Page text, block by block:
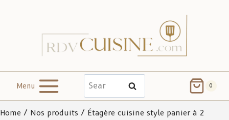
Menu Search 0
Home / Nos produits / Étagère cuisine style panier à 2